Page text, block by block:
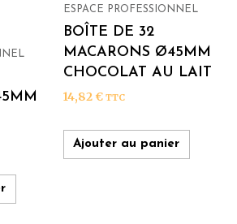
ESPACE PROFESSIONNEL
BOÎTE DE 32
MACARONS Ø45MM
CHOCOLAT AU LAIT
14,82 € TTC
Ajouter au panier